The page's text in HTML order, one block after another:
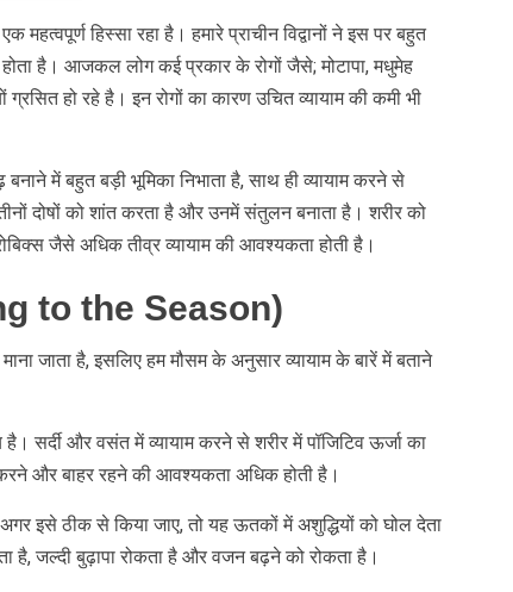
महत्वपूर्ण हिस्सा रहा है। हमारे प्राचीन विद्वानों ने इस पर बहुत
है। आजकल लोग कई प्रकार के रोगों जैसे; मोटापा, मधुमेह
हो रहे है। इन रोगों का कारण उचित व्यायाम की कमी भी
में बहुत बड़ी भूमिका निभाता है, साथ ही व्यायाम करने से
दोषों को शांत करता है और उनमें संतुलन बनाता है। शरीर को
जैसे अधिक तीव्र व्यायाम की आवश्यकता होती है।
to the Season)
जाता है, इसलिए हम मौसम के अनुसार व्यायाम के बारें में बताने
सर्दी और वसंत में व्यायाम करने से शरीर में पॉजिटिव ऊर्जा का
करने और बाहर रहने की आवश्यकता अधिक होती है।
इसे ठीक से किया जाए, तो यह ऊतकों में अशुद्धियों को घोल देता
है, जल्दी बुढ़ापा रोकता है और वजन बढ़ने को रोकता है।